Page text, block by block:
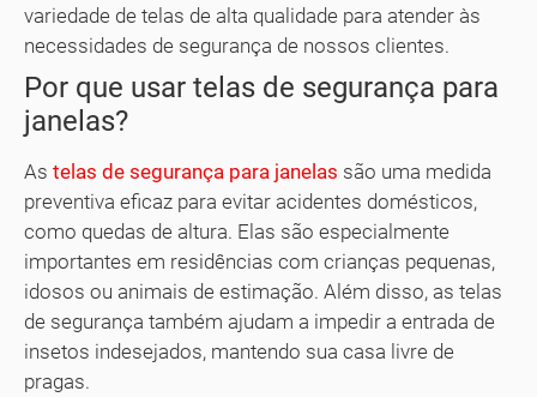
variedade de telas de alta qualidade para atender às
necessidades de segurança de nossos clientes.
Por que usar telas de segurança para
janelas?
As telas de segurança para janelas são uma medida
preventiva eficaz para evitar acidentes domésticos,
como quedas de altura. Elas são especialmente
importantes em residências com crianças pequenas,
idosos ou animais de estimação. Além disso, as telas
de segurança também ajudam a impedir a entrada de
insetos indesejados, mantendo sua casa livre de
pragas.